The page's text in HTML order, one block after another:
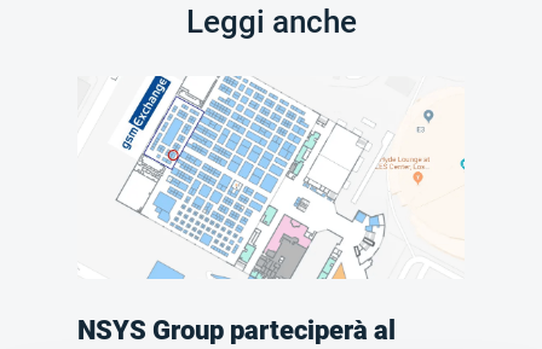
Leggi anche
NSYS Group parteciperà al